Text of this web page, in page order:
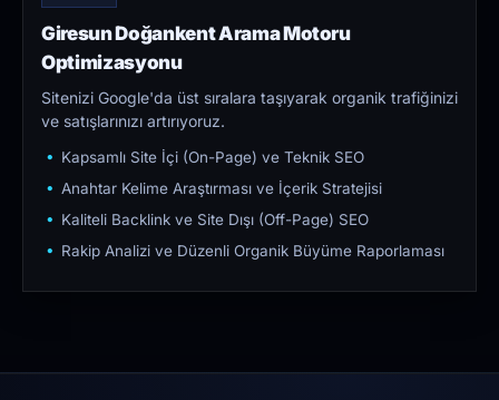
Giresun Doğankent Arama Motoru
Optimizasyonu
Sitenizi Google'da üst sıralara taşıyarak organik trafiğinizi
ve satışlarınızı artırıyoruz.
Kapsamlı Site İçi (On-Page) ve Teknik SEO
Anahtar Kelime Araştırması ve İçerik Stratejisi
Kaliteli Backlink ve Site Dışı (Off-Page) SEO
Rakip Analizi ve Düzenli Organik Büyüme Raporlaması